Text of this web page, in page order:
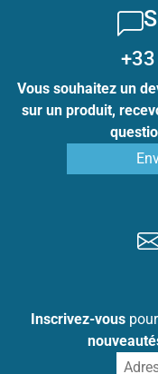
Vous souhaitez un
sur un produit,
Inscrivez-vouspour